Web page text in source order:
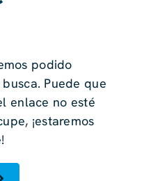
podido
Puede que
enlace no esté
¡estaremos